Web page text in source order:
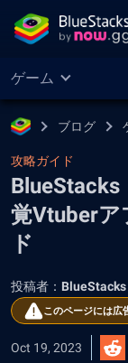
ゲーム
ブログ
攻略ガイド
BlueStacks
覚Vtuberア
ド
投稿者：
このページには広
Oct 19, 2023